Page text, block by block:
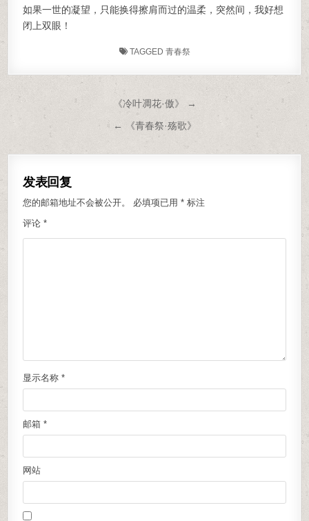
如果一世的凝望，只能换得擦肩而过的温柔，突然间，我好想
闭上双眼！
TAGGED 青春祭
文章导航
《冷叶凋花·傲》 →
← 《青春祭·殇歌》
发表回复
您的邮箱地址不会被公开。 必填项已用* 标注
评论*
显示名称*
邮箱*
网站